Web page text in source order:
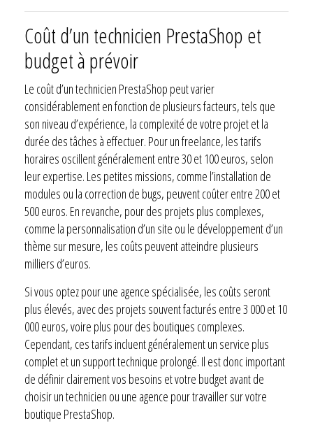
Coût d’un technicien PrestaShop et
budget à prévoir
Le coût d’un technicien PrestaShop peut varier
considérablement en fonction de plusieurs facteurs, tels que
son niveau d’expérience, la complexité de votre projet et la
durée des tâches à effectuer. Pour un freelance, les tarifs
horaires oscillent généralement entre 30 et 100 euros, selon
leur expertise. Les petites missions, comme l’installation de
modules ou la correction de bugs, peuvent coûter entre 200 et
500 euros. En revanche, pour des projets plus complexes,
comme la personnalisation d’un site ou le développement d’un
thème sur mesure, les coûts peuvent atteindre plusieurs
milliers d’euros.
Si vous optez pour une agence spécialisée, les coûts seront
plus élevés, avec des projets souvent facturés entre 3 000 et 10
000 euros, voire plus pour des boutiques complexes.
Cependant, ces tarifs incluent généralement un service plus
complet et un support technique prolongé. Il est donc important
de définir clairement vos besoins et votre budget avant de
choisir un technicien ou une agence pour travailler sur votre
boutique PrestaShop.